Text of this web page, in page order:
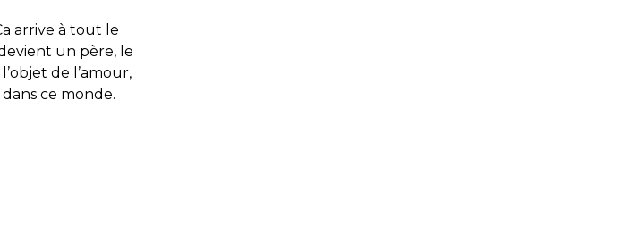
arrive à tout le
un père, le
de l’amour,
ce monde.